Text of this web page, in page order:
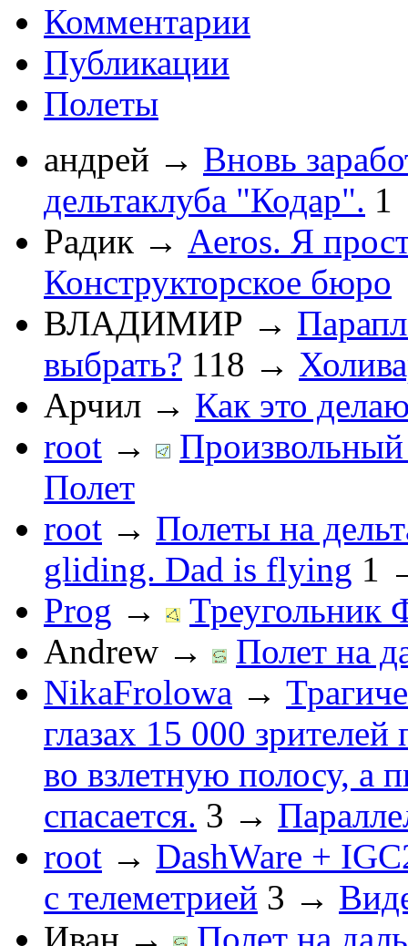
Комментарии
Публикации
Полеты
андрей → Вновь
дельтаклуба "Кодар". 1
Радик → Aeros. Я
Конструкторское бюро
ВЛАДИМИР →
выбрать? 118 →
Арчил → Как это
root →
Полет
root → Полеты на
gliding. Dad is flying 1
Prog →
Andrew →
Полет на
NikaFrolowa →
глазах 15 000
во взлетную полосу, а
спасается. 3 →
root → DashWare +
с телеметрией 3 →